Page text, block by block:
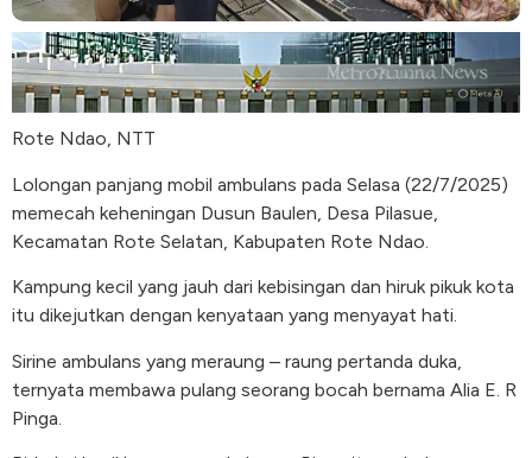
Rote Ndao, NTT
Lolongan panjang mobil ambulans pada Selasa (22/7/2025)
memecah keheningan Dusun Baulen, Desa Pilasue,
Kecamatan Rote Selatan, Kabupaten Rote Ndao.
Kampung kecil yang jauh dari kebisingan dan hiruk pikuk kota
itu dikejutkan dengan kenyataan yang menyayat hati.
Sirine ambulans yang meraung – raung pertanda duka,
ternyata membawa pulang seorang bocah bernama Alia E. R
Pinga.